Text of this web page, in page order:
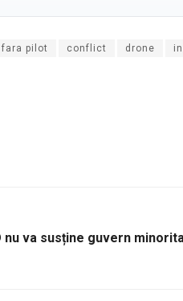
pilot conflict drone
nu va susține guvern